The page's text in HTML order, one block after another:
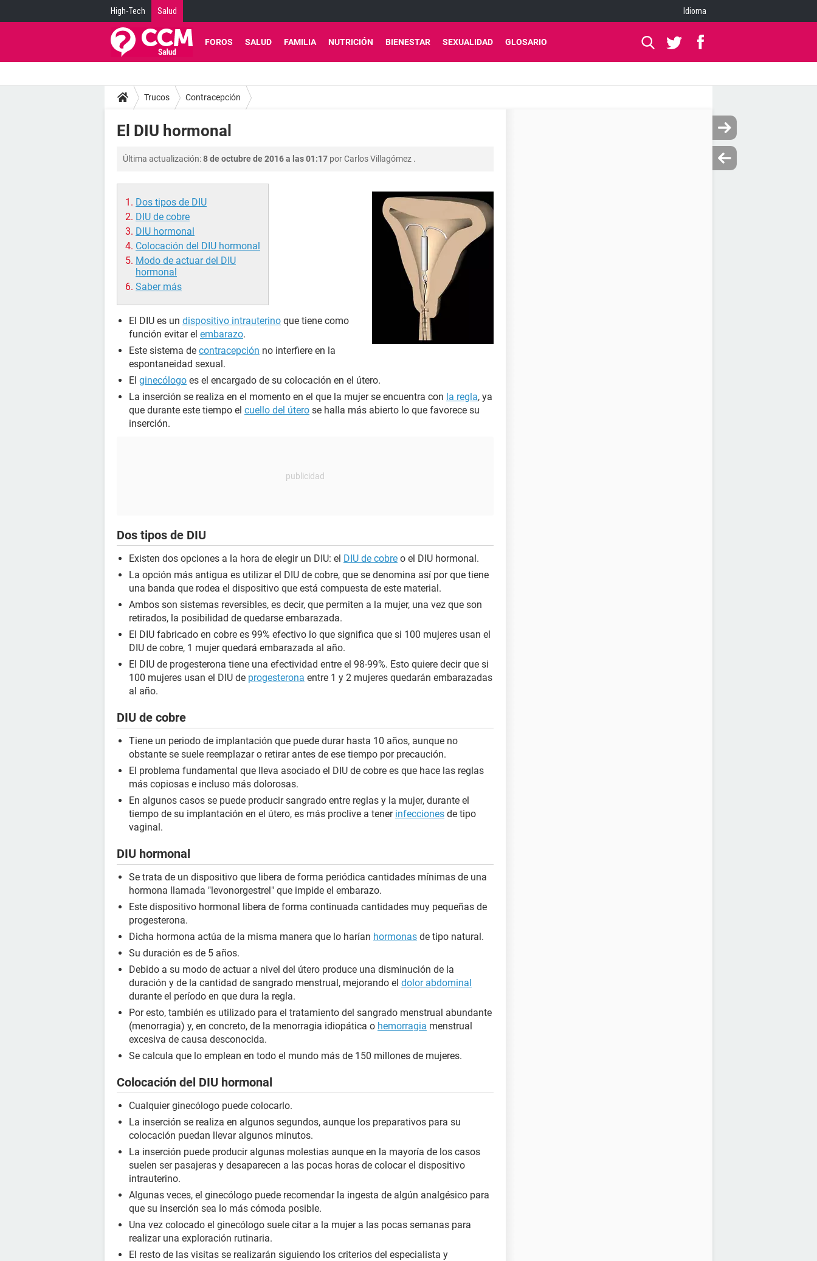
High-Tech Salud Idioma
FOROS SALUD FAMILIA NUTRICIÓN BIENESTAR SEXUALIDAD GLOSARIO
Trucos Contracepción
El DIU hormonal
Última actualización:8 de octubre de 2016 a las 01:17 porCarlos Villagómez .
Dos tipos de DIU
DIU de cobre
DIU hormonal
Colocación del DIU hormonal
Modo de actuar del DIU
hormonal
Saber más
El DIU es un dispositivo intrauterino que tiene como
función evitar el embarazo.
Este sistema de contracepción no interfiere en la
espontaneidad sexual.
El ginecólogo es el encargado de su colocación en el útero.
La inserción se realiza en el momento en el que la mujer se encuentra con la regla, ya
que durante este tiempo el cuello del útero se halla más abierto lo que favorece su
inserción.
Dos tipos de DIU
Existen dos opciones a la hora de elegir un DIU: el DIU de cobre o el DIU hormonal.
La opción más antigua es utilizar el DIU de cobre, que se denomina así por que tiene
una banda que rodea el dispositivo que está compuesta de este material.
Ambos son sistemas reversibles, es decir, que permiten a la mujer, una vez que son
retirados, la posibilidad de quedarse embarazada.
El DIU fabricado en cobre es 99% efectivo lo que significa que si 100 mujeres usan el
DIU de cobre, 1 mujer quedará embarazada al año.
El DIU de progesterona tiene una efectividad entre el 98-99%. Esto quiere decir que si
100 mujeres usan el DIU de progesterona entre 1 y 2 mujeres quedarán embarazadas
al año.
DIU de cobre
Tiene un periodo de implantación que puede durar hasta 10 años, aunque no
obstante se suele reemplazar o retirar antes de ese tiempo por precaución.
El problema fundamental que lleva asociado el DIU de cobre es que hace las reglas
más copiosas e incluso más dolorosas.
En algunos casos se puede producir sangrado entre reglas y la mujer, durante el
tiempo de su implantación en el útero, es más proclive a tener infecciones de tipo
vaginal.
DIU hormonal
Se trata de un dispositivo que libera de forma periódica cantidades mínimas de una
hormona llamada "levonorgestrel" que impide el embarazo.
Este dispositivo hormonal libera de forma continuada cantidades muy pequeñas de
progesterona.
Dicha hormona actúa de la misma manera que lo harían hormonas de tipo natural.
Su duración es de 5 años.
Debido a su modo de actuar a nivel del útero produce una disminución de la
duración y de la cantidad de sangrado menstrual, mejorando el dolor abdominal
durante el período en que dura la regla.
Por esto, también es utilizado para el tratamiento del sangrado menstrual abundante
(menorragia) y, en concreto, de la menorragia idiopática o hemorragia menstrual
excesiva de causa desconocida.
Se calcula que lo emplean en todo el mundo más de 150 millones de mujeres.
Colocación del DIU hormonal
Cualquier ginecólogo puede colocarlo.
La inserción se realiza en algunos segundos, aunque los preparativos para su
colocación puedan llevar algunos minutos.
La inserción puede producir algunas molestias aunque en la mayoría de los casos
suelen ser pasajeras y desaparecen a las pocas horas de colocar el dispositivo
intrauterino.
Algunas veces, el ginecólogo puede recomendar la ingesta de algún analgésico para
que su inserción sea lo más cómoda posible.
Una vez colocado el ginecólogo suele citar a la mujer a las pocas semanas para
realizar una exploración rutinaria.
El resto de las visitas se realizarán siguiendo los criterios del especialista y